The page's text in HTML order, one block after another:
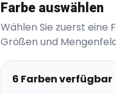
Farbe auswählen
Wählen Sie zuerst eine
Größen und
6 Farben verfügbar